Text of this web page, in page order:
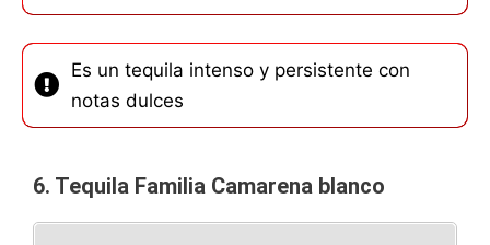
Es un tequila intenso y persistente con
notas dulces
6. Tequila Familia Camarena blanco